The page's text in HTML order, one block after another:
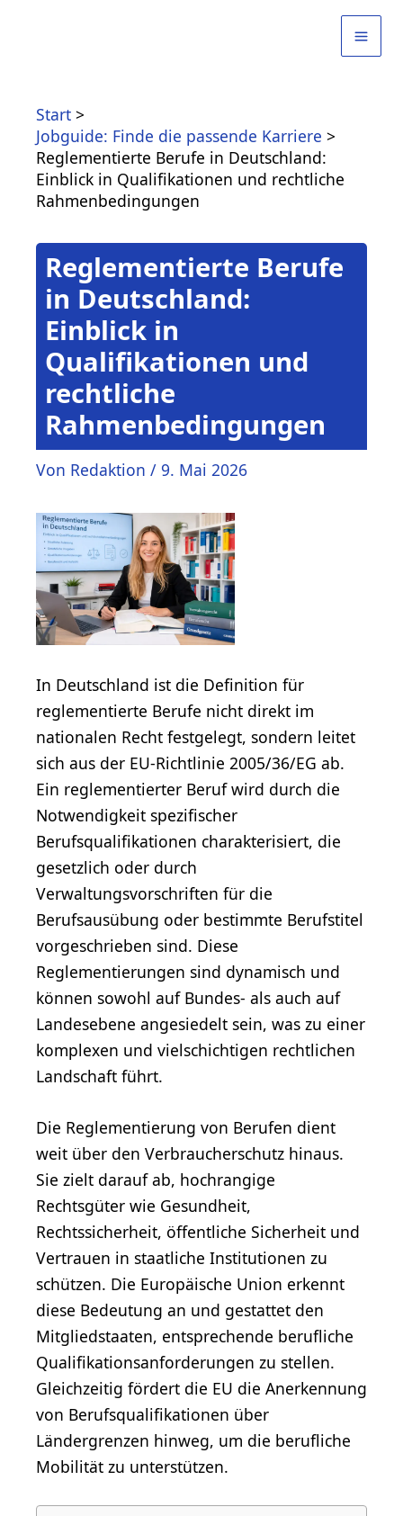
Start
Jobguide: Finde die passende Karriere
Reglementierte Berufe in Deutschland:
Einblick in Qualifikationen und rechtliche
Rahmenbedingungen
Reglementierte Berufe
in Deutschland:
Einblick in
Qualifikationen und
rechtliche
Rahmenbedingungen
Von Redaktion / 9. Mai 2026
In Deutschland ist die Definition für
reglementierte Berufe nicht direkt im
nationalen Recht festgelegt, sondern leitet
sich aus der EU-Richtlinie 2005/36/EG ab.
Ein reglementierter Beruf wird durch die
Notwendigkeit spezifischer
Berufsqualifikationen charakterisiert, die
gesetzlich oder durch
Verwaltungsvorschriften für die
Berufsausübung oder bestimmte Berufstitel
vorgeschrieben sind. Diese
Reglementierungen sind dynamisch und
können sowohl auf Bundes- als auch auf
Landesebene angesiedelt sein, was zu einer
komplexen und vielschichtigen rechtlichen
Landschaft führt.
Die Reglementierung von Berufen dient
weit über den Verbraucherschutz hinaus.
Sie zielt darauf ab, hochrangige
Rechtsgüter wie Gesundheit,
Rechtssicherheit, öffentliche Sicherheit und
Vertrauen in staatliche Institutionen zu
schützen. Die Europäische Union erkennt
diese Bedeutung an und gestattet den
Mitgliedstaaten, entsprechende berufliche
Qualifikationsanforderungen zu stellen.
Gleichzeitig fördert die EU die Anerkennung
von Berufsqualifikationen über
Ländergrenzen hinweg, um die berufliche
Mobilität zu unterstützen.